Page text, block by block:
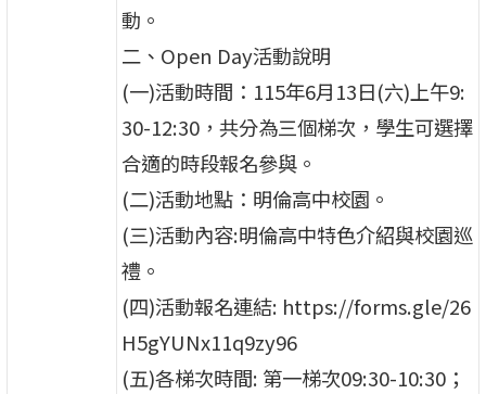
動。
二、Open Day活動說明
(一)活動時間：115年6月13日(六)上午9:
30-12:30，共分為三個梯次，學生可選擇
合適的時段報名參與。
(二)活動地點：明倫高中校園。
(三)活動內容:明倫高中特色介紹與校園巡
禮。
(四)活動報名連結: https://forms.gle/26
H5gYUNx11q9zy96
(五)各梯次時間: 第一梯次09:30-10:30；